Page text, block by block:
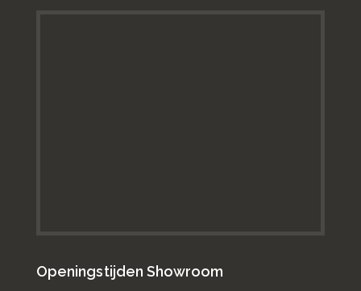
Openingstijden Showroom